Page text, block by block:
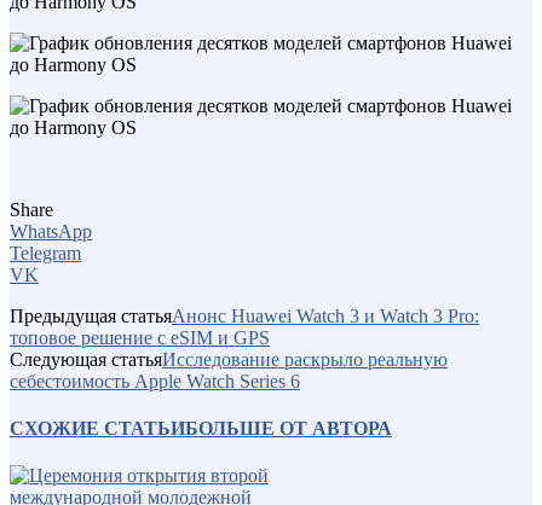
Share
WhatsApp
Telegram
VK
Предыдущая статьяАнонс Huawei Watch 3 и Watch 3 Pro:
топовое решение с eSIM и GPS
Следующая статьяИсследование раскрыло реальную
себестоимость Apple Watch Series 6
СХОЖИЕ СТАТЬИБОЛЬШЕ ОТ АВТОРА